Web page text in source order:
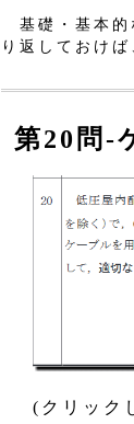
基礎・基本的
り返しておけ
第20問‐
(クリック